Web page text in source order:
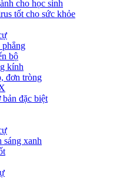
cho học sinh
tốt cho sức khỏe
bộ
kính
đơn tròng
đặc biệt
sáng xanh